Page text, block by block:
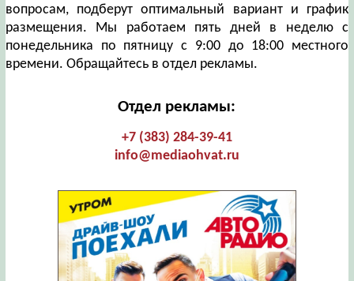
вопросам, подберут оптимальный вариант и график
размещения. Мы работаем пять дней в неделю с
понедельника по пятницу с 9:00 до 18:00 местного
времени. Обращайтесь в отдел рекламы.
Отдел рекламы:
+7 (383) 284-39-41
info@mediaohvat.ru